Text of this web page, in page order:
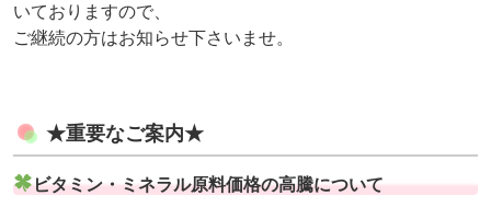
いておりますので、
ご継続の方はお知らせ下さいませ。
★重要なご案内★
ビタミン・ミネラル原料価格の高騰について